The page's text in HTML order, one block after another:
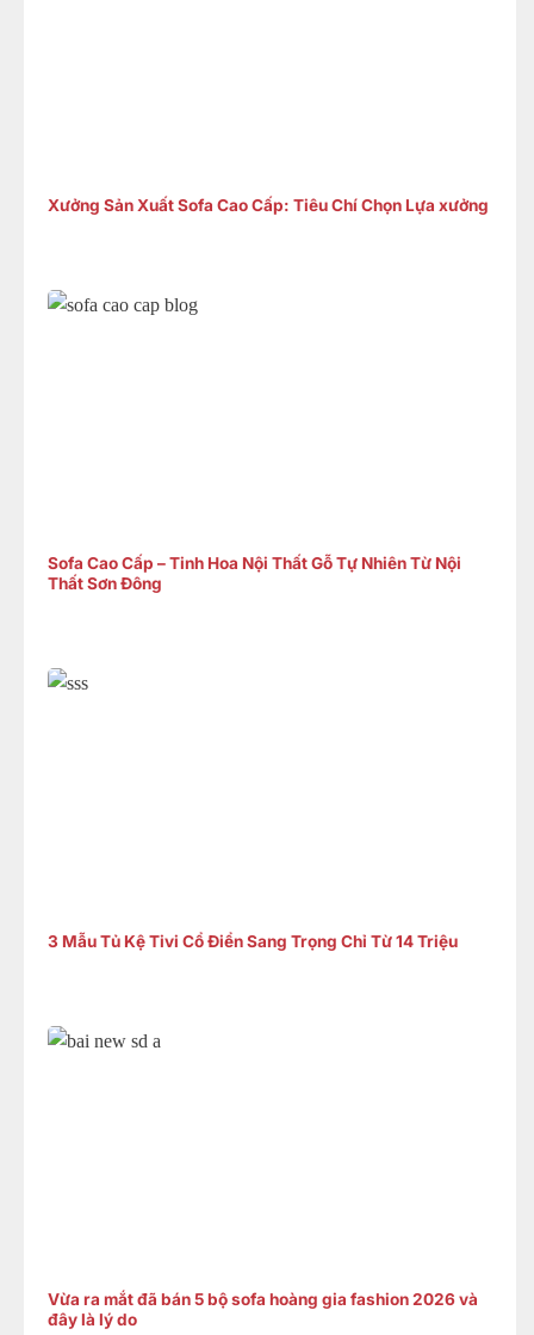
Xưởng Sản Xuất Sofa Cao Cấp: Tiêu Chí Chọn Lựa xưởng
Sofa Cao Cấp – Tinh Hoa Nội Thất Gỗ Tự Nhiên Từ Nội
Thất Sơn Đông
3 Mẫu Tủ Kệ Tivi Cổ Điển Sang Trọng Chỉ Từ 14 Triệu
Vừa ra mắt đã bán 5 bộ sofa hoàng gia fashion 2026 và
đây là lý do